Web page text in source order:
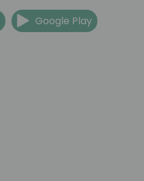
Google Play